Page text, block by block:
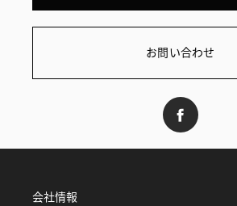
お問い合わせ
会社情報